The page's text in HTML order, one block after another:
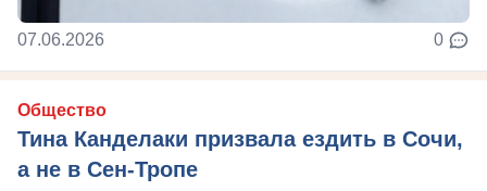
07.06.2026 0
Общество
Тина Канделаки призвала ездить в Сочи,
а не в Сен-Тропе